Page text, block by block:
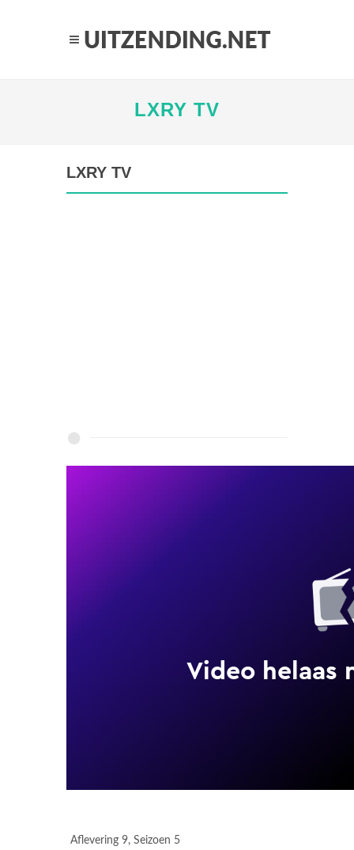
LXRY TV
LXRY TV
Aflevering 9, Seizoen 5